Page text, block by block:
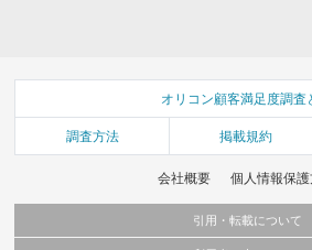
オリコン顧客満足度調査
調査方法 掲載規約
会社概要 個人情報保
引用・転載について